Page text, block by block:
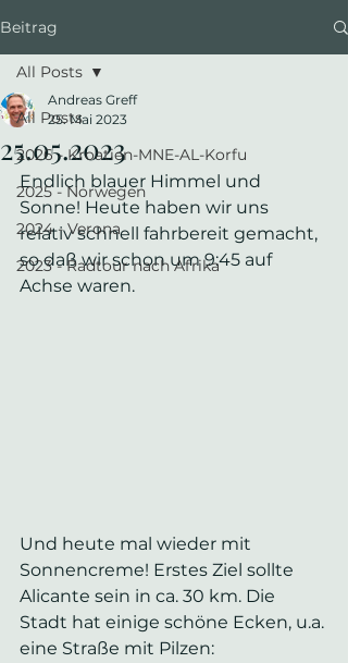
Beitrag
All Posts
2026 - Kroatien-MNE-AL-Korfu
2025 - Norwegen
2024 - Verona
2023 - Radtour nach Afrika
All Posts
25.05.2023
Andreas Greff
25. Mai 2023
Endlich blauer Himmel und
Sonne! Heute haben wir uns
relativ schnell fahrbereit gemacht,
so daß wir schon um 9:45 auf
Achse waren.
Und heute mal wieder mit
Sonnencreme! Erstes Ziel sollte
Alicante sein in ca. 30 km. Die
Stadt hat einige schöne Ecken, u.a.
eine Straße mit Pilzen: